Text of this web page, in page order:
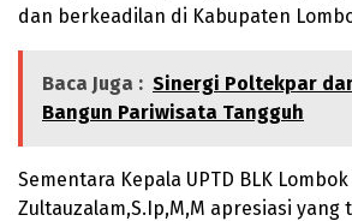
dan berkeadilan di Kabupaten
Baca Juga : Sinergi Poltekpar
Bangun Pariwisata Tangguh
Sementara Kepala UPTD BLK
Zultauzalam,S.Ip,M,M apresiasi yang